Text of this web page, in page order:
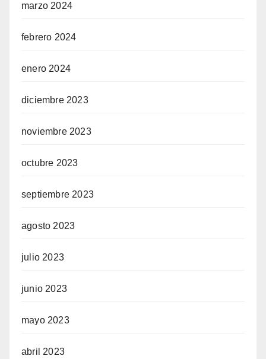
marzo 2024
febrero 2024
enero 2024
diciembre 2023
noviembre 2023
octubre 2023
septiembre 2023
agosto 2023
julio 2023
junio 2023
mayo 2023
abril 2023